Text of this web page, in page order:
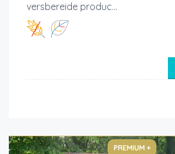
versbereide produc...
PREMIUM +